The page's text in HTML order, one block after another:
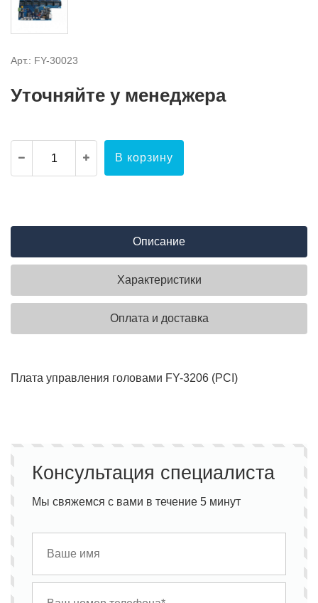
Арт.: FY-30023
Уточняйте у менеджера
В корзину
Описание
Характеристики
Оплата и доставка
Плата управления головами FY-3206 (PCI)
Консультация специалиста
Мы свяжемся с вами в течение 5 минут